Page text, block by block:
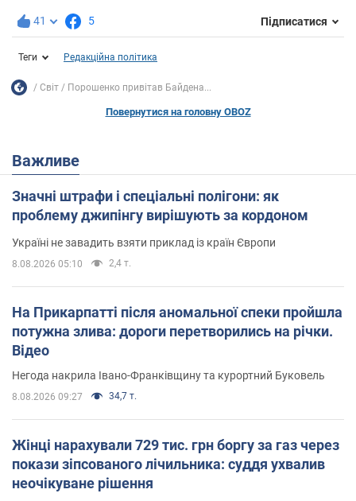
41 5 Підписатися
Теги Редакційна політика
Світ Порошенко привітав Байдена...
Повернутися на головну OBOZ
Важливе
Значні штрафи і спеціальні полігони: як
проблему джипінгу вирішують за кордоном
Україні не завадить взяти приклад із країн Європи
8.08.2026 05:10 2,4 т.
На Прикарпатті після аномальної спеки пройшла
потужна злива: дороги перетворились на річки.
Відео
Негода накрила Івано-Франківщину та курортний Буковель
8.08.2026 09:27 34,7 т.
Жінці нарахували 729 тис. грн боргу за газ через
покази зіпсованого лічильника: суддя ухвалив
неочікуване рішення